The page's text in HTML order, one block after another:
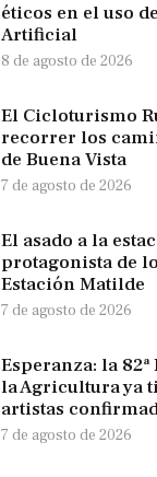
éticos en el uso
Artificial
8 de agosto de 2026
El Cicloturismo
recorrer los
de Buena Vista
7 de agosto de 2026
El asado a la
protagonista de
Estación Matilde
7 de agosto de 2026
Esperanza: la
la Agricultura ya
artistas
7 de agosto de 2026